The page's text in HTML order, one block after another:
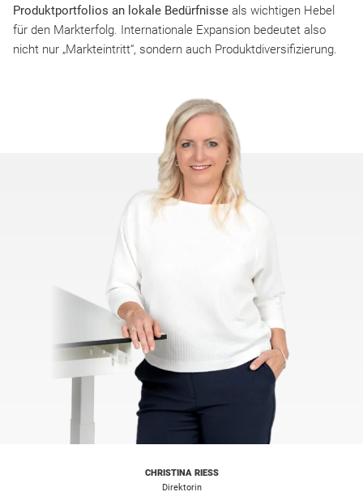
Produktportfolios an lokale Bedürfnisse als wichtigen Hebel
für den Markterfolg. Internationale Expansion bedeutet also
nicht nur „Markteintritt“, sondern auch Produktdiversifizierung.
CHRISTINA RIESS
Direktorin